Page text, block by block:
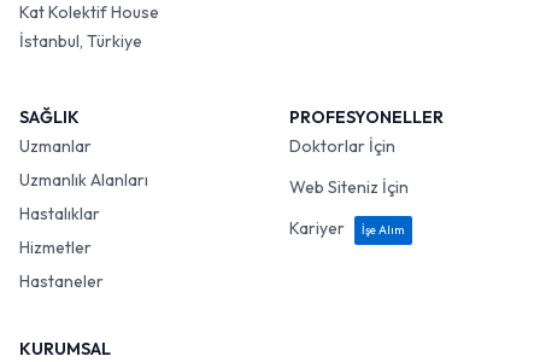
Kat Kolektif House
İstanbul, Türkiye
SAĞLIK
Uzmanlar
Uzmanlık Alanları
Hastalıklar
Hizmetler
Hastaneler
PROFESYONELLER
Doktorlar İçin
Web Siteniz İçin
Kariyer
İşe Alım
KURUMSAL